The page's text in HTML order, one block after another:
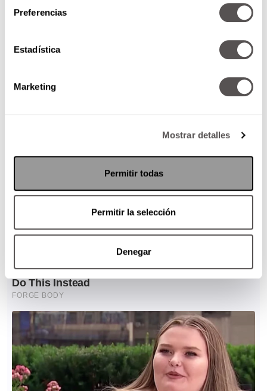
Preferencias
Estadística
Marketing
Mostrar detalles
Permitir todas
Permitir la selección
Denegar